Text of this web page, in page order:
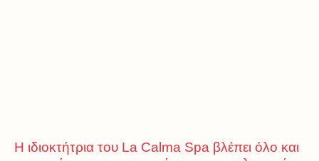
Η ιδιοκτήτρια του La Calma Spa βλέπει όλο και